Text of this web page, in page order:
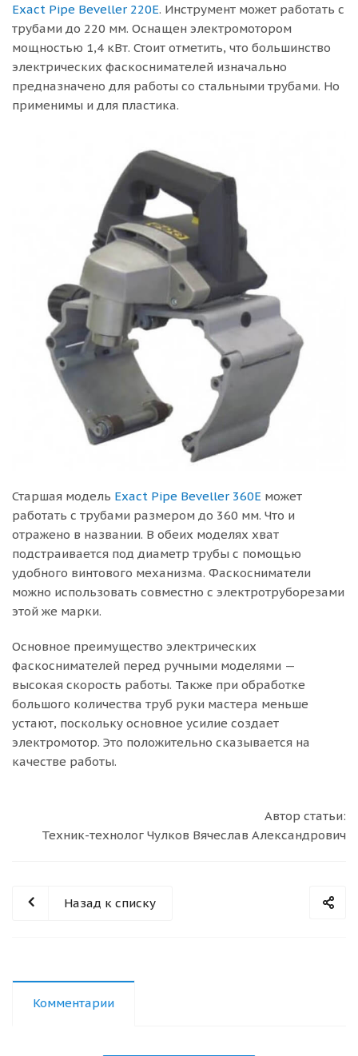
Exact Pipe Beveller 220E. Инструмент может работать с
трубами до 220 мм. Оснащен электромотором
мощностью 1,4 кВт. Стоит отметить, что большинство
электрических фаскоснимателей изначально
предназначено для работы со стальными трубами. Но
применимы и для пластика.
Старшая модель Exact Pipe Beveller 360E может
работать с трубами размером до 360 мм. Что и
отражено в названии. В обеих моделях хват
подстраивается под диаметр трубы с помощью
удобного винтового механизма. Фаскосниматели
можно использовать совместно с электротруборезами
этой же марки.
Основное преимущество электрических
фаскоснимателей перед ручными моделями —
высокая скорость работы. Также при обработке
большого количества труб руки мастера меньше
устают, поскольку основное усилие создает
электромотор. Это положительно сказывается на
качестве работы.
Автор статьи:
Техник-технолог Чулков Вячеслав Александрович
Назад к списку
Комментарии